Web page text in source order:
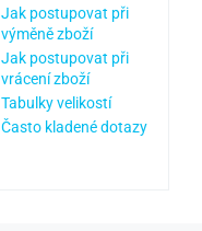
Jak postupovat při
výměně zboží
Jak postupovat při
vrácení zboží
Tabulky velikostí
Často kladené dotazy